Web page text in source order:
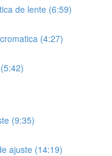
de lente (6:59)
(4:27)
(9:35)
ajuste (14:19)